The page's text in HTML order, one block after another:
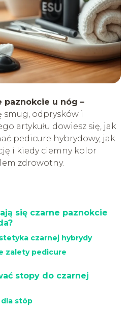
paznokcie u nóg –
smug, odprysków i
artykułu dowiesz się, jak
pedicure hybrydowy, jak
i kiedy ciemny kolor
zdrowotny.
się czarne paznokcie
czarnej hybrydy
zalety pedicure
stopy do czarnej
stóp